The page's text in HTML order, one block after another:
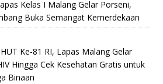
Kelas I Malang Gelar Porseni,
Buka Semangat Kemerdekaan
Ke-81 RI, Lapas Malang Gelar
Hingga Cek Kesehatan Gratis untuk
Binaan